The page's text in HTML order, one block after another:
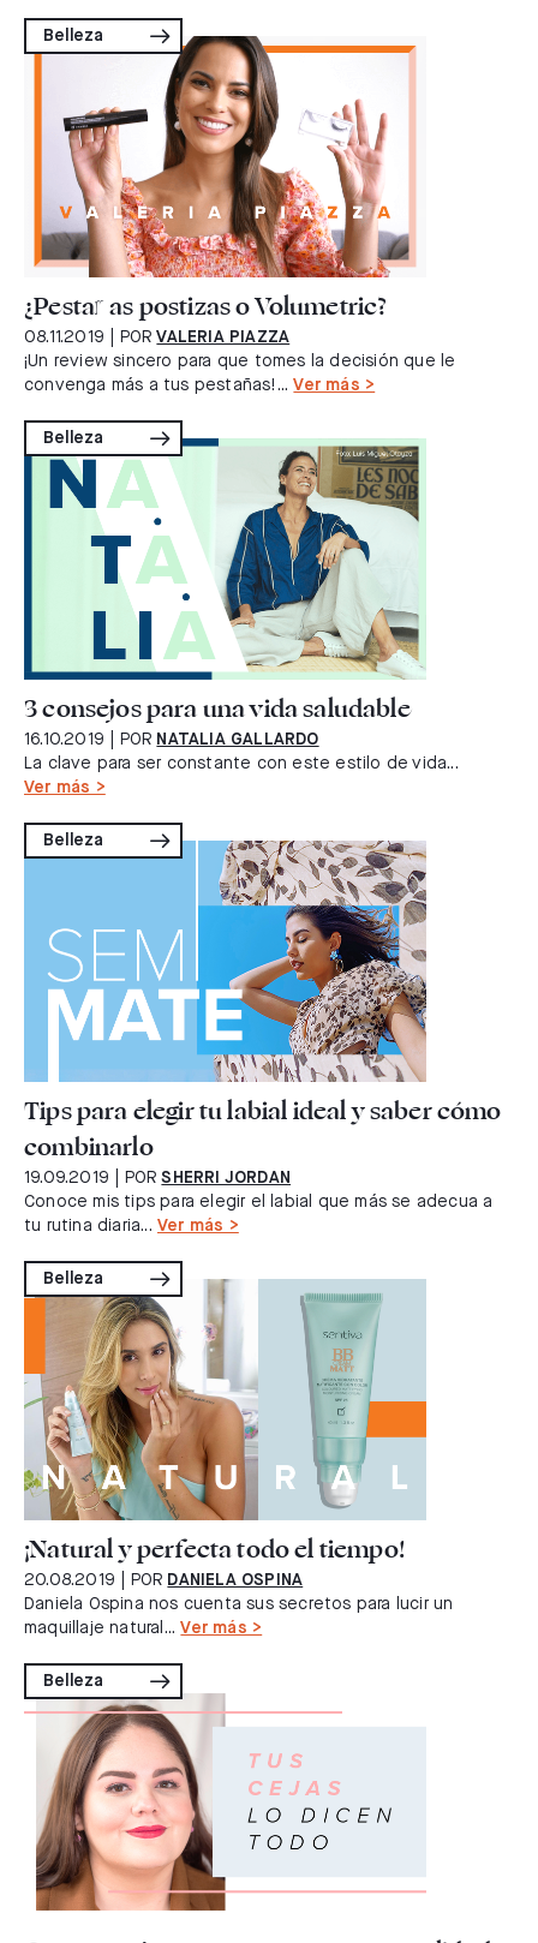
Belleza
¿Pestañas postizas o Volumetric?
08.11.2019 | POR VALERIA PIAZZA
¡Un review sincero para que tomes la decisión que le
convenga más a tus pestañas!...Ver más >
Belleza
3 consejos para una vida saludable
16.10.2019 | POR NATALIA GALLARDO
La clave para ser constante con este estilo de vida...
Ver más >
Belleza
Tips para elegir tu labial ideal y saber cómo
combinarlo
19.09.2019 | POR SHERRI JORDAN
Conoce mis tips para elegir el labial que más se adecua a
tu rutina diaria... Ver más >
Belleza
¡Natural y perfecta todo el tiempo!
20.08.2019 | POR DANIELA OSPINA
Daniela Ospina nos cuenta sus secretos para lucir un
maquillaje natural...Ver más >
Belleza